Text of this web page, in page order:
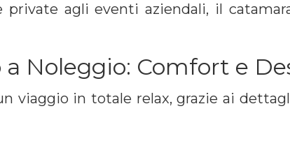
private agli eventi aziendali, il
Noleggio: Comfort e
viaggio in totale relax, grazie ai